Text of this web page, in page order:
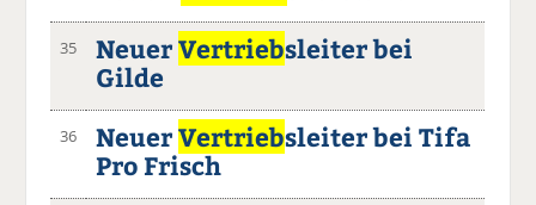
35 NeuerVertriebsleiter bei
Gilde
36 NeuerVertriebsleiter bei Tifa
Pro Frisch